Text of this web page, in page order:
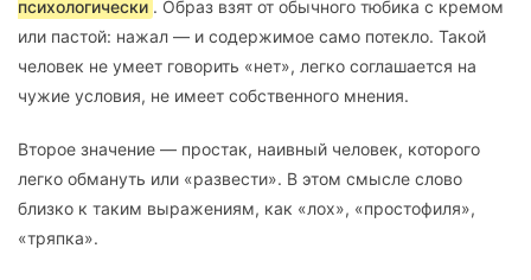
психологически . Образ взят от обычного тюбика с кремом
или пастой: нажал — и содержимое само потекло. Такой
человек не умеет говорить «нет», легко соглашается на
чужие условия, не имеет собственного мнения.
Второе значение — простак, наивный человек, которого
легко обмануть или «развести». В этом смысле слово
близко к таким выражениям, как «лох», «простофиля»,
«тряпка».